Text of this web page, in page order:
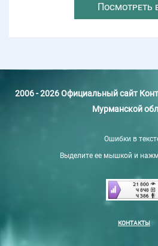
Посмотреть
2006 - 2026 Официальный сайт
Мурманской
Ошибки в
Выделите ее мышкой и
КОНТАКТЫ